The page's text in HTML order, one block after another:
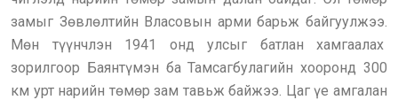
замыг Зөвлөлтийн Власовын арми барьж байгуулжээ.
Мөн түүнчлэн 1941 онд улсыг батлан хамгаалах
зорилгоор Баянтүмэн ба Тамсагбулагийн хооронд 300
км урт нарийн төмөр зам тавьж байжээ. Цаг үе амгалан